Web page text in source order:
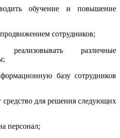
обучение и повышение
сотрудников;
различные
базу сотрудников
средство для решения следующих
персонал;